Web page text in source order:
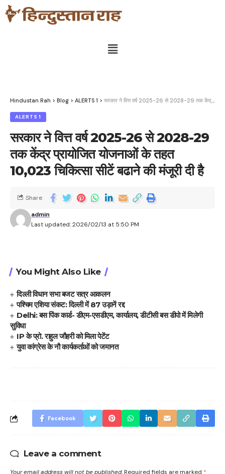
Hindustan Rah > Blog > ALERTS 1 > सरकार ने वित्त वर्ष 2025-26 से 2028-29 तक केंद्र प्रायोजित योजनाओं के तहत 10,023 चिकित्सा सीटें बढाने की मंजूरी दी है
ALERTS 1
सरकार ने वित्त वर्ष 2025-26 से 2028-29
तक केंद्र प्रायोजित योजनाओं के तहत
10,023 चिकित्सा सीटें बढाने की मंजूरी दी है
Last updated: 2026/02/13 at 5:50 PM
admin
Share
You Might Also Like
दिल्ली विधान सभा बजट सत्र आकलन
पश्चिम एशिया संकट: दिल्ली में 87 उड़ानें रद्द
Delhi: बस पिंक कार्ड- डीएम-एसडीएम, कार्यालय, डीटीसी बस डीपो में मिलेगी
सुविधा
IP के प्रो. राहुल जौहरी को मिला पेटेंट
युवा कांग्रेस के नौ कार्यकर्ताओं को जमानत
Facebook
Leave a comment
Your email address will not be published. Required fields are marked *